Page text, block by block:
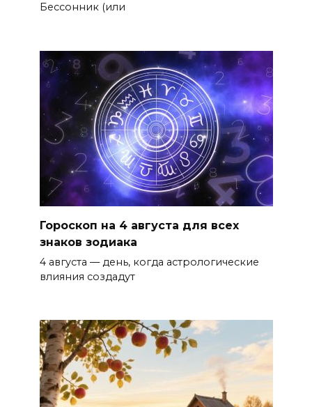
Бессонник (или
Гороскоп на 4 августа для всех
знаков зодиака
4 августа — день, когда астрологические
влияния создадут